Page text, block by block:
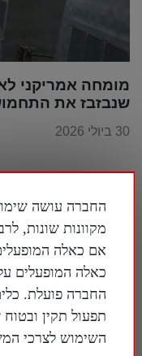
מומחה אמריקני
שנבזבז את
30 ביולי 2026
החברה עושה
אם כאלה
כאלה המופעלים
החברה פועלת.
תפעול תקין
השימוש לצרכי